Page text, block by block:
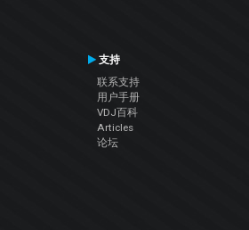
支持
联系支持
用户手册
VDJ百科
Articles
论坛